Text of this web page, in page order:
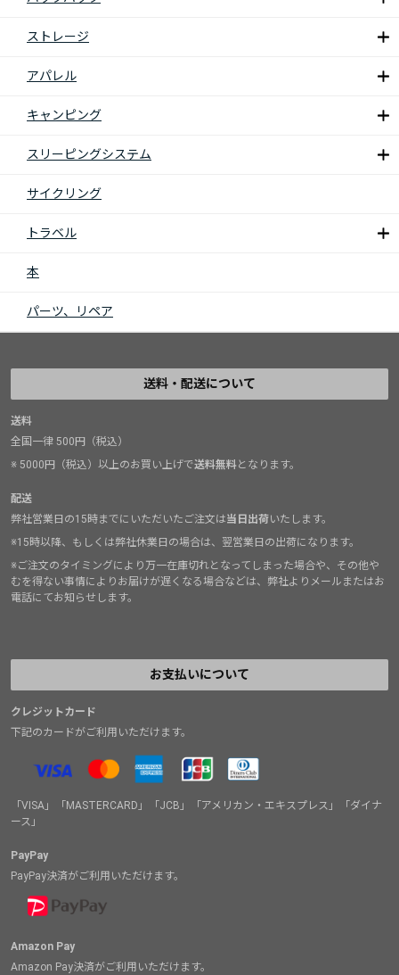
ストレージ
アパレル
キャンピング
スリーピングシステム
サイクリング
トラベル
本
パーツ、リペア
送料・配送について
送料
全国一律 500円（税込）
※ 5000円（税込）以上のお買い上げで送料無料となります。
配送
弊社営業日の15時までにいただいたご注文は当日出荷いたします。
※15時以降、もしくは弊社休業日の場合は、翌営業日の出荷になります。
※ご注文のタイミングにより万一在庫切れとなってしまった場合や、その他や
むを得ない事情によりお届けが遅くなる場合などは、弊社よりメールまたはお
電話にてお知らせします。
お支払いについて
クレジットカード
下記のカードがご利用いただけます。
「VISA」「MASTERCARD」「JCB」「アメリカン・エキスプレス」「ダイナ
ース」
PayPay
PayPay決済がご利用いただけます。
Amazon Pay
Amazon Pay決済がご利用いただけます。